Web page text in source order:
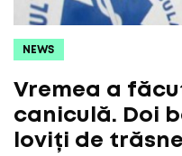
NEWS
Vremea a
caniculă. Doi
loviți de